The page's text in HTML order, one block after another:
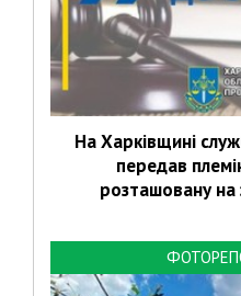
На Харківщині
передав
розташовану на